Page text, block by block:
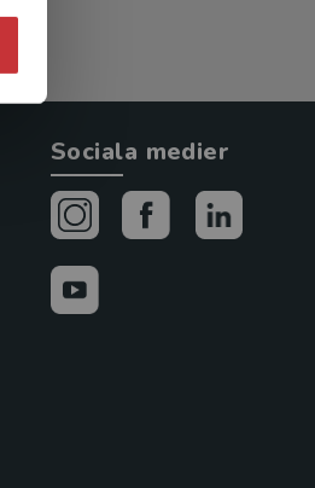
Sociala medier